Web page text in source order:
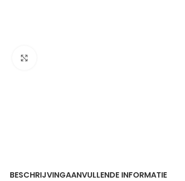
BESCHRIJVINGAANVULLENDE INFORMATIE